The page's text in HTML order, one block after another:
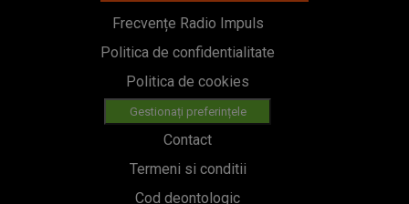
Frecvențe Radio Impuls
Politica de confidentialitate
Politica de cookies
Gestionați preferințele
Contact
Termeni si conditii
Cod deontologic